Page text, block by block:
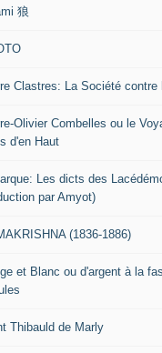
狼
Clastres: La Société contre
Olivier Combelles ou le
d'en Haut
Les dicts des
par Amyot)
(1836-1886)
et Blanc ou d'argent à la
Thibauld de Marly